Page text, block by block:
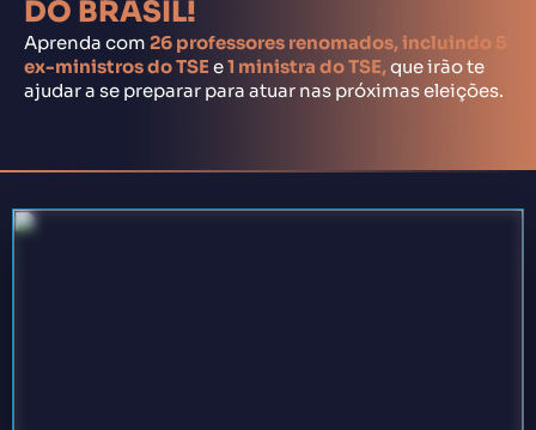
DO BRASIL!
Aprenda com 26 professores renomados, incluindo 5
ex-ministros do TSE e1 ministra do TSE,que irão te
ajudar a se preparar para atuar nas próximas eleições.